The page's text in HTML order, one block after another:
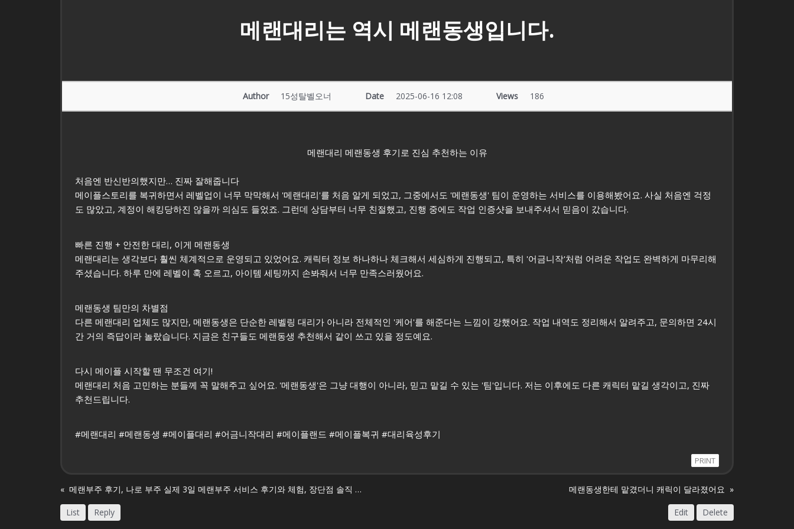
메랜대리는 역시 메랜동생입니다.
Author 15성탈벨오너 Date 2025-06-16 12:08 Views 186
메랜대리 메랜동생 후기로 진심 추천하는 이유
처음엔 반신반의했지만… 진짜 잘해줍니다
메이플스토리를 복귀하면서 레벨업이 너무 막막해서 '메랜대리'를 처음 알게 되었고, 그중에서도 '메랜동생' 팀이 운영하는 서비스를 이용해봤어요. 사실 처음엔 걱정
도 많았고, 계정이 해킹당하진 않을까 의심도 들었죠. 그런데 상담부터 너무 친절했고, 진행 중에도 작업 인증샷을 보내주셔서 믿음이 갔습니다.
빠른 진행 + 안전한 대리, 이게 메랜동생
메랜대리는 생각보다 훨씬 체계적으로 운영되고 있었어요. 캐릭터 정보 하나하나 체크해서 세심하게 진행되고, 특히 '어금니작'처럼 어려운 작업도 완벽하게 마무리해
주셨습니다. 하루 만에 레벨이 훅 오르고, 아이템 세팅까지 손봐줘서 너무 만족스러웠어요.
메랜동생 팀만의 차별점
다른 메랜대리 업체도 많지만, 메랜동생은 단순한 레벨링 대리가 아니라 전체적인 '케어'를 해준다는 느낌이 강했어요. 작업 내역도 정리해서 알려주고, 문의하면 24시
간 거의 즉답이라 놀랐습니다. 지금은 친구들도 메랜동생 추천해서 같이 쓰고 있을 정도예요.
다시 메이플 시작할 땐 무조건 여기!
메랜대리 처음 고민하는 분들께 꼭 말해주고 싶어요. '메랜동생'은 그냥 대행이 아니라, 믿고 맡길 수 있는 '팀'입니다. 저는 이후에도 다른 캐릭터 맡길 생각이고, 진짜
추천드립니다.
#메랜대리 #메랜동생 #메이플대리 #어금니작대리 #메이플랜드 #메이플복귀 #대리육성후기
PRINT
« 메랜부주 후기, 나로 부주 실제 3일 메랜부주 서비스 후기와 체험, 장단점 솔직 리뷰 메랜동생한테 맡겼더니 캐릭이 달라졌어요 »
List Reply Edit Delete